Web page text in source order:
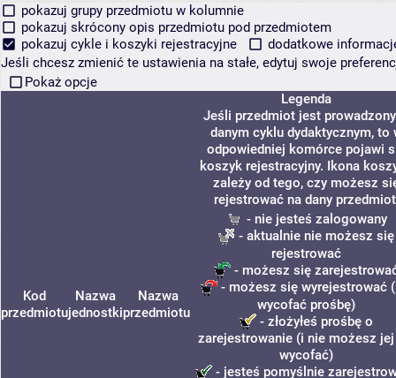
pokazuj grupy przedmiotu w kolumnie
pokazuj skrócony opis przedmiotu pod przedmiotem
pokazuj cykle i koszyki rejestracyjne
dodatkowe
Jeśli chcesz zmienić te ustawienia na stałe, edytuj swoje
Pokaż opcje
Kod
przedmiotu
Nazwa
jednostki
Nazwa
przedmiotu
Legenda
Jeśli przedmiot jest
danym cyklu dydaktycznym, to
odpowiedniej komórce pojawi
koszyk rejestracyjny. Ikona
zależy od tego, czy możesz
rejestrować na dany
- nie jesteś zalogowany
- aktualnie nie możesz się
rejestrować
- możesz się
- możesz się wyrejestrować
wycofać prośbę)
- złożyłeś prośbę o
zarejestrowanie (i nie możesz
wycofać)
- jesteś pomyślnie